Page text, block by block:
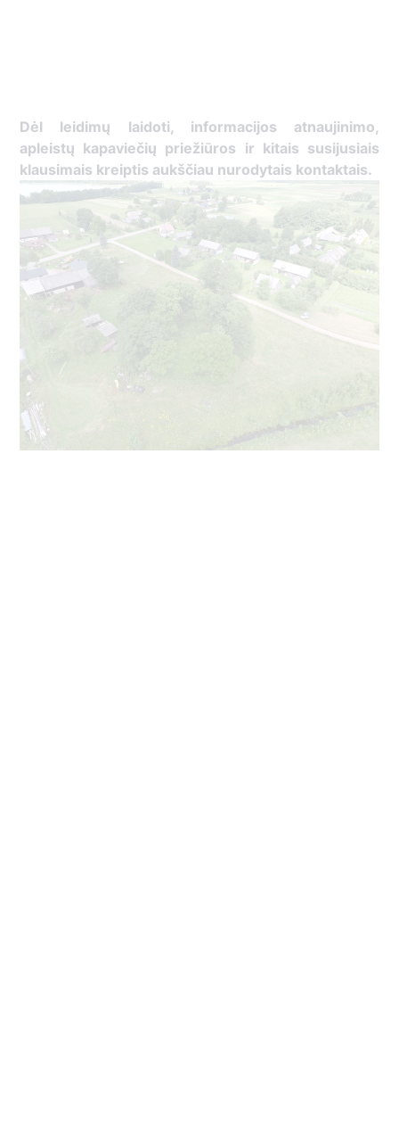
Dėl leidimų laidoti, ​informacijos atnaujinimo,
apleistų kapaviečių priežiūros ir kitais susijusiais
klausimais kreiptis ​aukščiau nurodytais kontaktais.